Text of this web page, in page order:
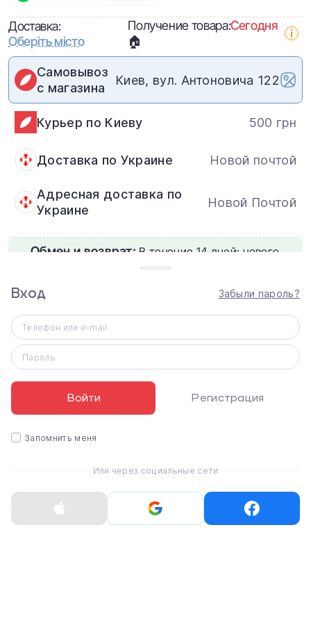
Доставка:
Оберіть місто
Получение товара:Сегодня
🏠
Самовывоз
с магазина
Киев, вул. Антоновича 122
Курьер по Киеву 500 грн
Доставка по Украине Новой почтой
Адресная доставка по
Украине
Новой Почтой
Обмен и возврат: В течение 14 дней: нового,
Смартфон Google Pixel 10 Pro
Google Pixel 10 Pro сочетает роскошный дизайн с
шелковисто-матовым стеклом и алюминием
космического класса, сверхмощный чип Google Tensor
G5 для передовых функций искусственного
интеллекта, самый яркий дисплей Super Actua и
профессиональную камеру с 50 МП для портретов и
быструю проводную и беспроводную зарядку, имеет
длительное время автономной работы и высокий
уровень защиты от падений и царапин, обеспечивая
премиальный опыт использования.
Вход Забыли пароль?
Телефон или e-mail
Пароль
Войти Регистрация
Запомнить меня
Или через социальные сети